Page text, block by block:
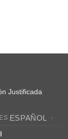
Justificada
ESPAÑOL